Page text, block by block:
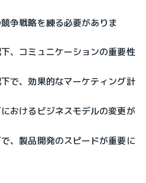
争戦略を練る必要がありま
、コミュニケーションの重要性
で、効果的なマーケティング計
おけるビジネスモデルの変更が
、製品開発のスピードが重要に